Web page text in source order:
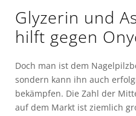
Glyzerin und
hilft gegen
Doch man ist dem
sondern kann ihn auch
bekämpfen. Die Zahl der
auf dem Markt ist ziemlich